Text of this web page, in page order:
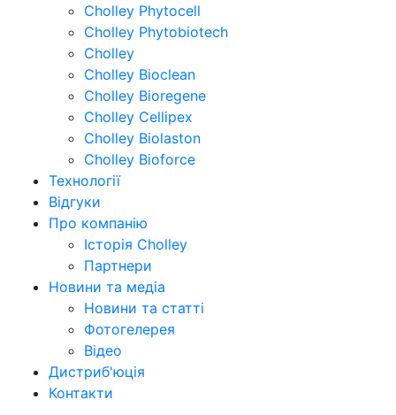
Cholley Phytocell
Cholley Phytobiotech
Cholley
Cholley Bioclean
Cholley Bioregene
Cholley Cellipex
Cholley Biolaston
Cholley Bioforce
Технології
Відгуки
Про компанію
Історія Cholley
Партнери
Новини та медіа
Новини та статті
Фотогелерея
Відео
Дистриб'юція
Контакти